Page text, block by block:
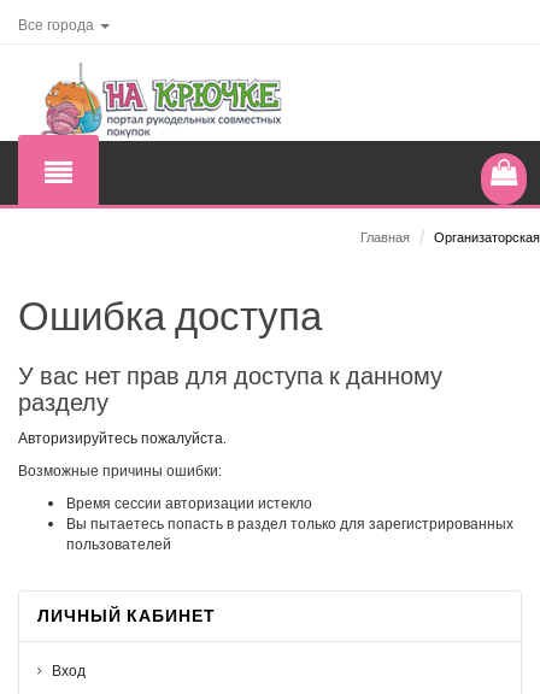
Все города
Главная / Организаторская
Ошибка доступа
У вас нет прав для доступа к данному
разделу
Авторизируйтесь пожалуйста.
Возможные причины ошибки:
Время сессии авторизации истекло
Вы пытаетесь попасть в раздел только для зарегистрированных
пользователей
ЛИЧНЫЙ КАБИНЕТ
Вход